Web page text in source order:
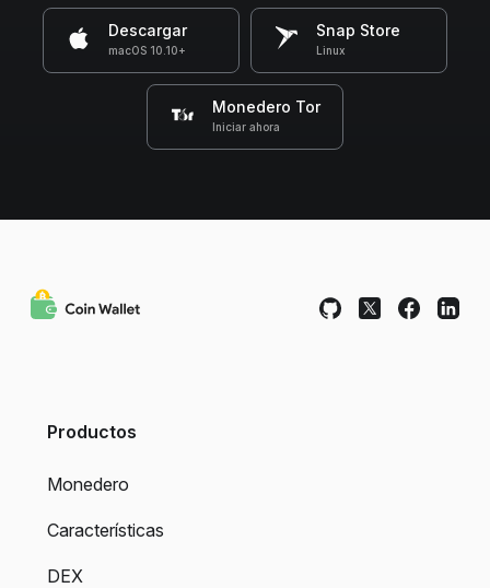
Descargar
macOS 10.10+
Snap Store
Linux
Monedero Tor
Iniciar ahora
Productos
Monedero
Características
DEX